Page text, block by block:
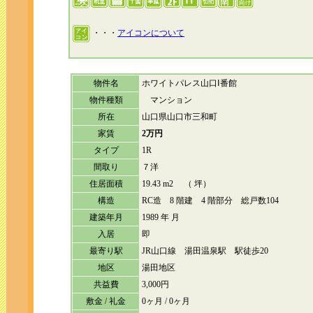
・・・ アイコンについて
物件名
ホワイトパレス山口Ⅰ番館
物件種類
マンション
所在
山口県山口市三和町
家賃
2万円
タイプ
1R
間取り
７洋
住居面積
19.43 m2 （ 坪）
構造
RC造 8 階建 4 階部分 総戸数104
建築年月
1989 年 月
入居
即
最寄り駅
JR山口線 湯田温泉駅 駅徒歩20
地区
湯田地区
共益費
3,000円
敷金 / 礼金
0ヶ月 / 0ヶ月